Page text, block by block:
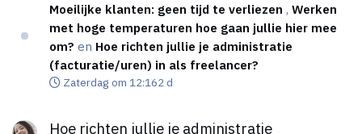
Moeilijke klanten: geen tijd te verliezen , Werken
met hoge temperaturen hoe gaan jullie hier mee
om? en Hoe richten jullie je administratie
(facturatie/uren) in als freelancer?
Zaterdag om 12:162 d
Hoe richten jullie je administratie